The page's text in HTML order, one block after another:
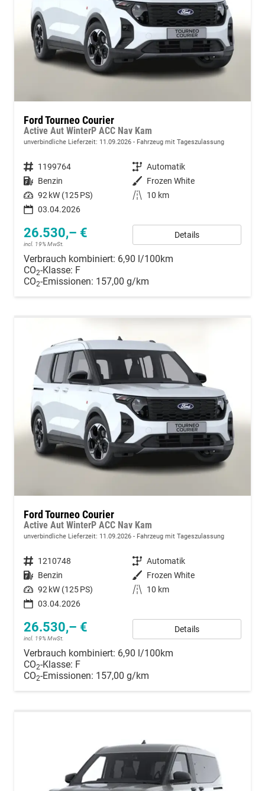
Ford Tourneo Courier
Active Aut WinterP ACC Nav Kam
unverbindliche Lieferzeit: 11.09.2026 Fahrzeug mit Tageszulassung
Fahrzeugnummer 1199764 Getriebe Automatik
Kraftstoff Benzin Außenfarbe Frozen White
Leistung 92 kW (125 PS) Kilometerstand
10 km
03.04.2026
26.530,– €
incl. 19% MwSt.
Details
Verbrauch kombiniert: 6,90 l/100km
CO2-Klasse: F
CO2-Emissionen: 157,00 g/km
Ford Tourneo Courier
Active Aut WinterP ACC Nav Kam
unverbindliche Lieferzeit: 11.09.2026 Fahrzeug mit Tageszulassung
Fahrzeugnummer 1210748 Getriebe Automatik
Kraftstoff Benzin Außenfarbe Frozen White
Leistung 92 kW (125 PS) Kilometerstand
10 km
03.04.2026
26.530,– €
incl. 19% MwSt.
Details
Verbrauch kombiniert: 6,90 l/100km
CO2-Klasse: F
CO2-Emissionen: 157,00 g/km